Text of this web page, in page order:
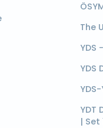
The
YDS
YDS
YDT
| Set